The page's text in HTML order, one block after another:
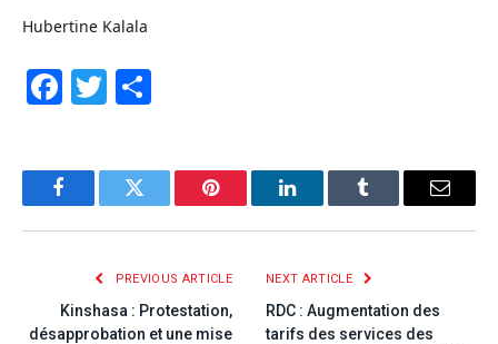
Hubertine Kalala
Facebook
Twitter
FacebookTwitter Pinterest LinkedInTumblr Email
PREVIOUS ARTICLE
Kinshasa : Protestation,
désapprobation et une mise
NEXT ARTICLE
RDC : Augmentation des
tarifs des services des